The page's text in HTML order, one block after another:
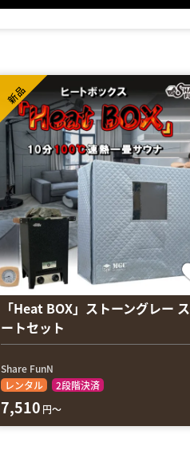
「Heat BOX」ストーングレー
ートセット
Share FunN
レンタル
2段階決済
新品
7,510 円～